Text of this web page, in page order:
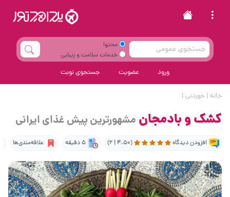
محتوا
خدمات سلامت و زیبایی
ورود عضویت جستجوی نوبت
خانه | خوردنی |
کشک و بادمجان مشهورترین پیش غذای ایرانی
افزودن دیدگاه (4.50 | 2) 5 دقیقه علاقه‌مندی‌ها